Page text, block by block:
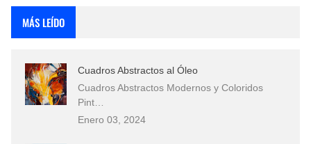
MÁS LEÍDO
Cuadros Abstractos al Óleo
Cuadros Abstractos Modernos y Coloridos
Pint…
Enero 03, 2024